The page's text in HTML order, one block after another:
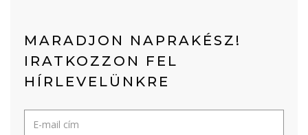
MARADJON NAPRAKÉSZ!
IRATKOZZON FEL
HÍRLEVELÜNKRE